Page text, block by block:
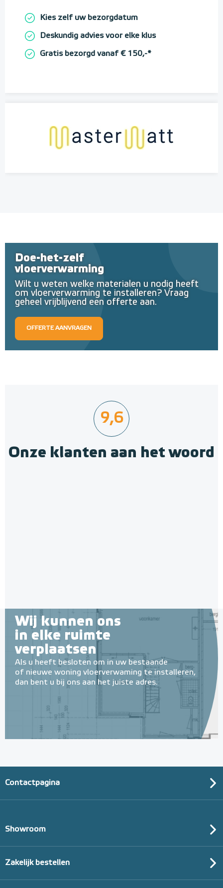
Kies zelf uw bezorgdatum
Deskundig advies voor elke klus
Gratis bezorgd vanaf € 150,-*
Doe-het-zelf
vloerverwarming
Wilt u weten welke materialen u nodig heeft
om vloerverwarming te installeren? Vraag
geheel vrijblijvend een offerte aan.
OFFERTE AANVRAGEN
9,6
Onze klanten aan het woord
Wij kunnen ons
in elke ruimte
verplaatsen
Als u heeft besloten om in uw bestaande
of nieuwe woning vloerverwaming te installeren,
dan bent u bij ons aan het juiste adres.
Contactpagina
Showroom
Zakelijk bestellen